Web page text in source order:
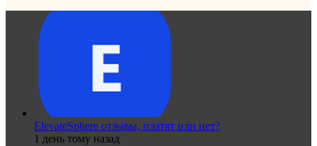
ElevateSphere отзывы, платят или нет?
1 день тому назад